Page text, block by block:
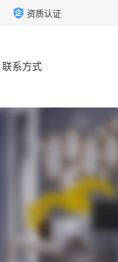
资质认证
联系方式